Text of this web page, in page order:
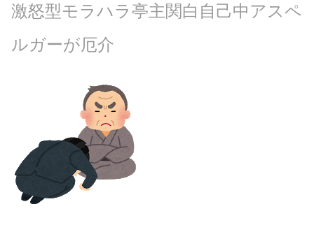
激怒型モラハラ亭主関白自己中アスペ
ルガーが厄介